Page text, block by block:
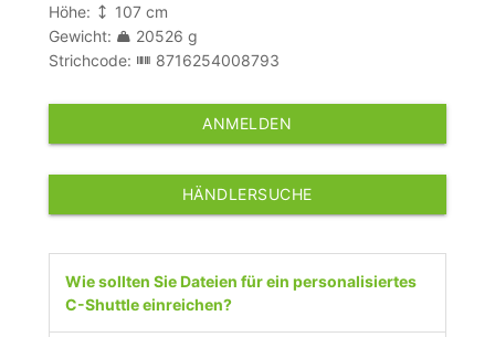
Höhe:
107 cm
Gewicht:
20526 g
Strichcode:
8716254008793
ANMELDEN
HÄNDLERSUCHE
Wie sollten Sie Dateien für ein personalisiertes
C-Shuttle einreichen?